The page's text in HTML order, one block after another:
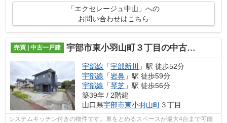
「エクセレージュ中山」への
お問い合わせはこちら
売買 | 中古一戸建 宇部市東小羽山町３丁目の中古一戸建
宇部線 「宇部新川
」駅 徒歩52分
宇部線 「岩鼻 」駅 徒歩59分
宇部線 「琴芝 」駅 徒歩56分
築39年 / 2階建
山口県宇部市東小羽山町３丁目
システムキッチン付きの物件です。車をとめるスペースが最大4台まで可能